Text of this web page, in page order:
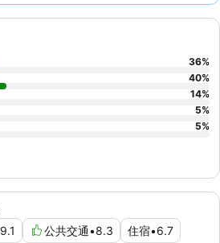
9.1 公共交通•8.3 住宿•6.7
36%
40%
14%
5%
5%